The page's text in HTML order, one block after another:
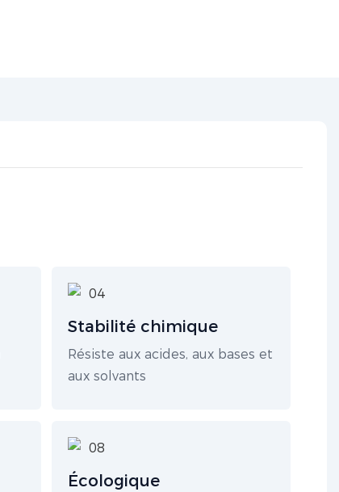
Stabilité chimique
Résiste aux acides, aux bases et
aux solvants
Écologique